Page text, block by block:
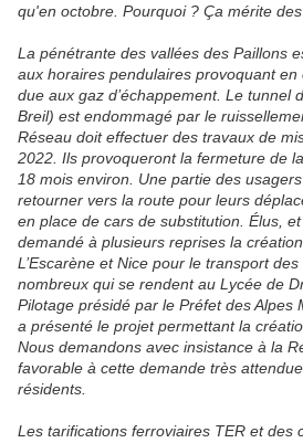
qu'en octobre. Pourquoi ? Ça mérite
La pénétrante des vallées des Paillons
aux horaires pendulaires provoquant
due aux gaz d’échappement. Le tunnel
Breil) est endommagé par le
Réseau doit effectuer des travaux de
2022. Ils provoqueront la fermeture de
18 mois environ. Une partie des
retourner vers la route pour leurs
en place de cars de substitution. Élus,
demandé à plusieurs reprises la
L’Escarène et Nice pour le transport
nombreux qui se rendent au Lycée de
Pilotage présidé par le Préfet des Alpes
a présenté le projet permettant la
Nous demandons avec insistance à la
favorable à cette demande très
résidents.
Les tarifications ferroviaires TER et des